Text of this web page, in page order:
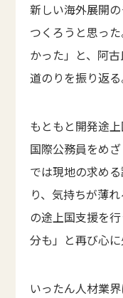
新しい海外展開
つくろうと思っ
かった」と、阿
道のりを振り返る
もともと開発途
国際公務員をめ
では現地の求め
り、気持ちが薄
の途上国支援を
分も」と再び心に
いったん人材業